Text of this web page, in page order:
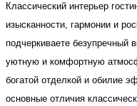
Классический интерьер
изысканности, гармонии и
подчеркиваете безупречный
уютную и комфортную
богатой отделкой и обилие
основные отличия